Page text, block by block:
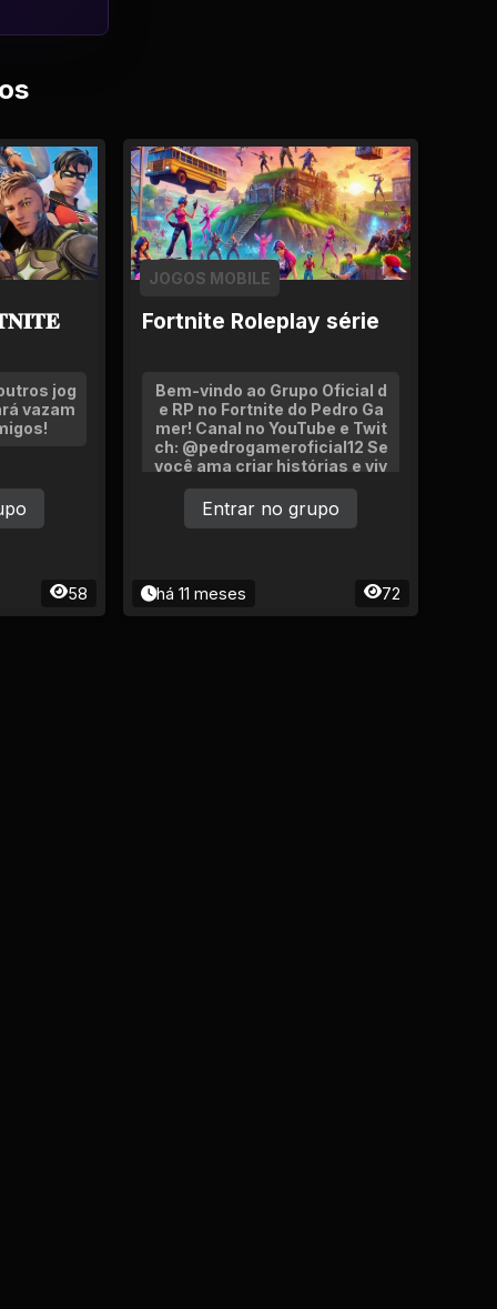
jog
vazam
58
Fortnite Roleplay série
JOGOS MOBILE
Bem-vindo ao Grupo Oficial d
e RP no Fortnite do Pedro Ga
mer! Canal no YouTube e Twit
ch: @pedrogameroficial12 Se
você ama criar histórias e viv
er aventuras incríveis no Fort
nite, este é o lugar certo! Aqu
i, todos podem interpretar per
há 11 meses 72
Entrar no grupo